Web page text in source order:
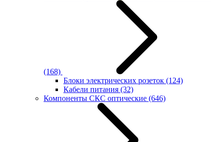
(168)
Блоки электрических розеток (124)
Кабели питания (32)
Компоненты СКС оптические (646)